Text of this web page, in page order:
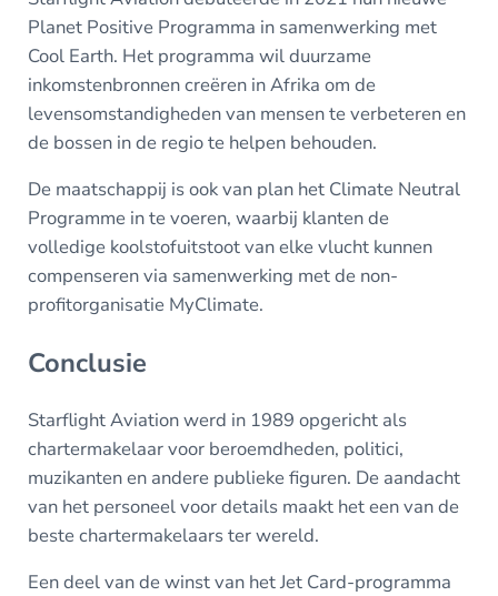
Planet Positive Programma in samenwerking met
Cool Earth. Het programma wil duurzame
inkomstenbronnen creëren in Afrika om de
levensomstandigheden van mensen te verbeteren en
de bossen in de regio te helpen behouden.
De maatschappij is ook van plan het Climate Neutral
Programme in te voeren, waarbij klanten de
volledige koolstofuitstoot van elke vlucht kunnen
compenseren via samenwerking met de non-
profitorganisatie MyClimate.
Conclusie
Starflight Aviation werd in 1989 opgericht als
chartermakelaar voor beroemdheden, politici,
muzikanten en andere publieke figuren. De aandacht
van het personeel voor details maakt het een van de
beste chartermakelaars ter wereld.
Een deel van de winst van het Jet Card-programma